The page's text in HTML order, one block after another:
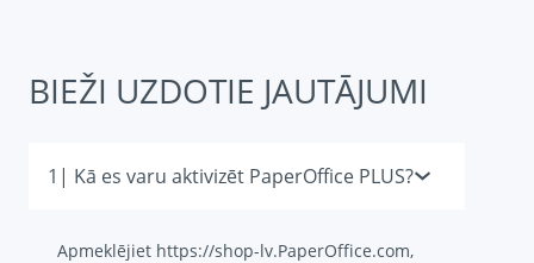
BIEŽI UZDOTIE JAUTĀJUMI
1| Kā es varu aktivizēt PaperOffice PLUS?
Apmeklējiet https://shop-lv.PaperOffice.com,